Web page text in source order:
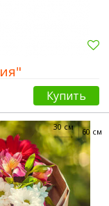
Купить
60 см
30 см